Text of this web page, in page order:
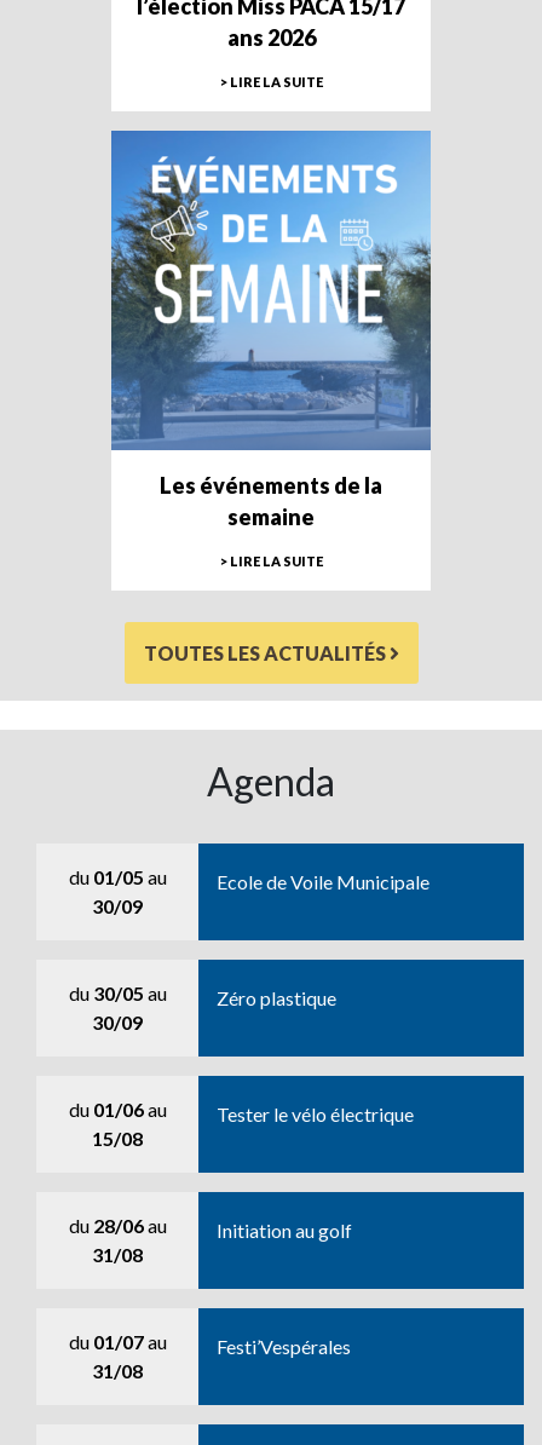
l’élection Miss PACA 15/17
ans 2026
> LIRE LA SUITE
Les événements de la
semaine
> LIRE LA SUITE
TOUTES LES ACTUALITÉS
Agenda
du 01/05 au
30/09
Ecole de Voile Municipale
du 30/05 au
30/09
Zéro plastique
du 01/06au
15/08
Tester le vélo électrique
du 28/06au
31/08
Initiation au golf
du 01/07au
31/08
Festi’Vespérales